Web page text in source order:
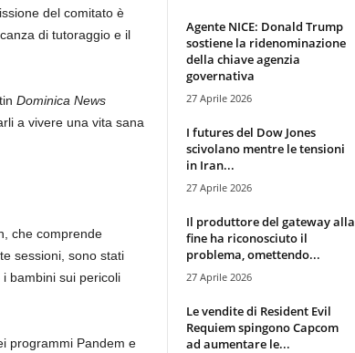
del comitato è
di tutoraggio e il
Dominica News
a vivere una vita sana
che comprende
sessioni, sono stati
bambini sui pericoli
programmi Pandem e
Agente NICE: Donald Trump
sostiene la ridenominazione
della chiave agenzia
governativa
27 Aprile 2026
I futures del Dow Jones
scivolano mentre le tensioni
in Iran...
27 Aprile 2026
Il produttore del gateway alla
fine ha riconosciuto il
problema, omettendo...
27 Aprile 2026
Le vendite di Resident Evil
Requiem spingono Capcom
ad aumentare le...